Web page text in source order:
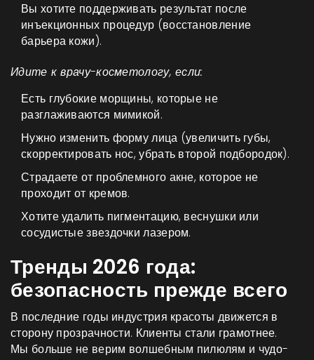
Вы хотите поддерживать результат после
инъекционных процедур (восстановление
барьера кожи).
Идите к врачу-косметологу, если:
Есть глубокие морщины, которые не
разглаживаются мимикой.
Нужно изменить форму лица (увеличить губы,
скорректировать нос, убрать второй подбородок).
Страдаете от проблемного акне, которое не
проходит от кремов.
Хотите удалить пигментацию, веснушки или
сосудистые звездочки лазером.
Тренды 2026 года:
безопасность прежде всего
В последние годы индустрия красоты движется в
сторону прозрачности. Клиенты стали грамотнее.
Мы больше не верим волшебным пилюлям и чудо-